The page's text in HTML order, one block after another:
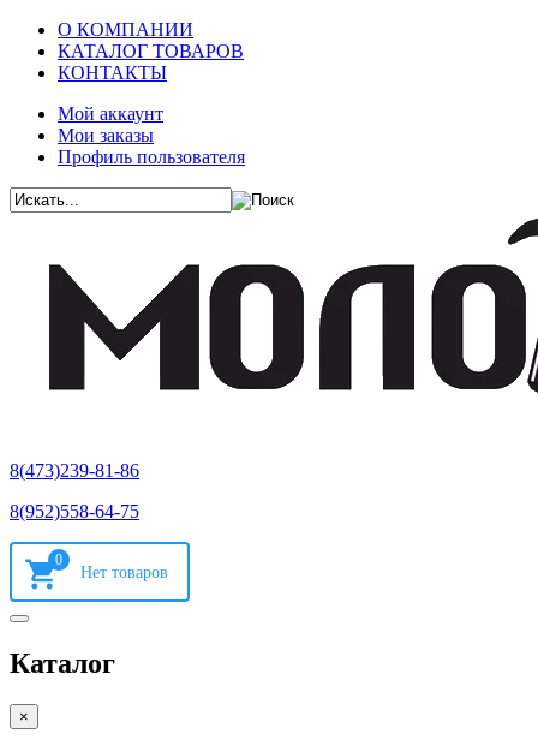
О КОМПАНИИ
КАТАЛОГ ТОВАРОВ
КОНТАКТЫ
Мой аккаунт
Мои заказы
Профиль пользователя
8(473)239-81-86
8(952)558-64-75
0
Каталог
×